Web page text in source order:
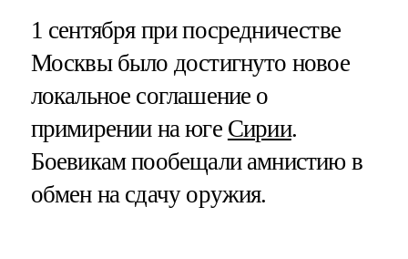
1 сентября при посредничестве
Москвы было достигнуто новое
локальное соглашение о
примирении на юге Сирии.
Боевикам пообещали амнистию в
обмен на сдачу оружия.